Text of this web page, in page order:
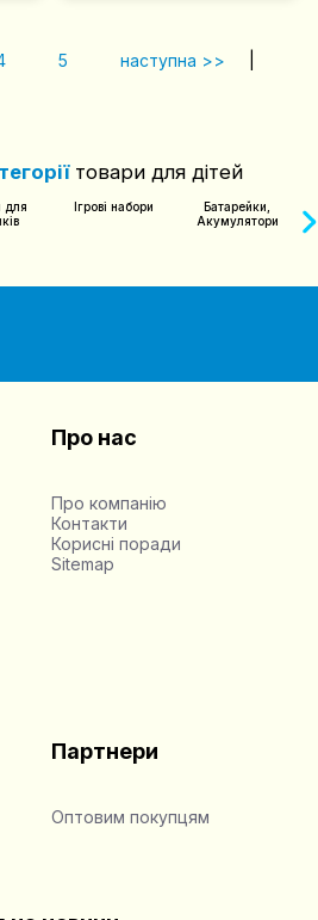
5 наступна >>
товари для дітей
для
Ігрові набори
Батарейки,
Акумулятори
Про нас
Про компанію
Контакти
Корисні поради
Sitemap
Партнери
Оптовим покупцям